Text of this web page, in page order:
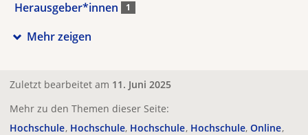
Herausgeber*innen 1
Mehr zeigen
Zuletzt bearbeitet am 11. Juni 2025
Mehr zu den Themen dieser Seite:
Hochschule Hochschule Hochschule Hochschule Online